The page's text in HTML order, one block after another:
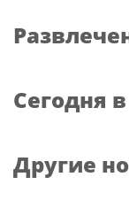
Сегодня
Другие